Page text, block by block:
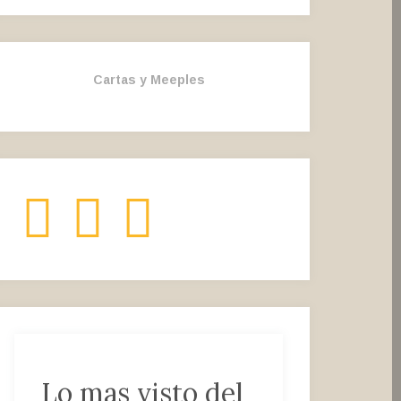
Cartas y Meeples
Instagram Twitter
Lo mas visto del